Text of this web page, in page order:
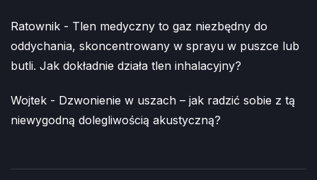
Ratownik - Tlen medyczny to gaz niezbędny do
oddychania, skoncentrowany w sprayu w puszce lub
butli. Jak dokładnie działa tlen inhalacyjny?
Wojtek - Dzwonienie w uszach – jak radzić sobie z tą
niewygodną dolegliwością akustyczną?